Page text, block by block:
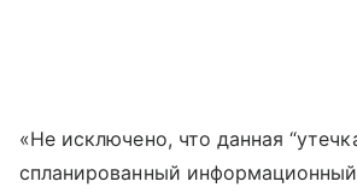
«Не исключено, что данная
спланированный